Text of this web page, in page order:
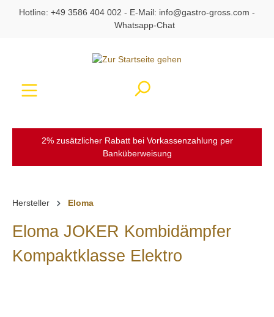
springen
Hotline: +49 3586 404 002 - E-Mail: info@gastro-gross.com -
Whatsapp-Chat
2% zusätzlicher Rabatt bei Vorkassenzahlung per
Banküberweisung
Hersteller Eloma
Eloma JOKER Kombidämpfer
Kompaktklasse Elektro